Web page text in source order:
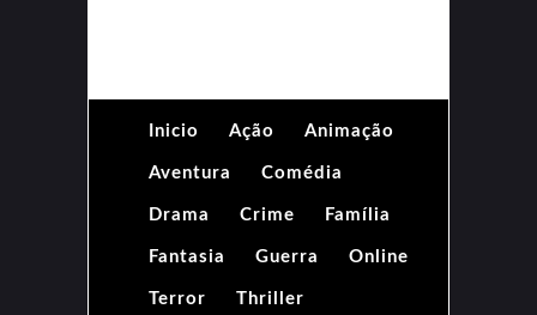
Inicio Ação Animação
Aventura Comédia
Drama Crime Família
Fantasia Guerra Online
Terror Thriller